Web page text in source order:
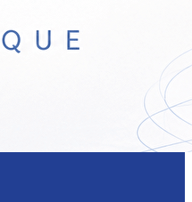
réseaux sociaux